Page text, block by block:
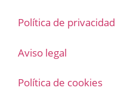
Política de privacidad
Aviso legal
Política de cookies